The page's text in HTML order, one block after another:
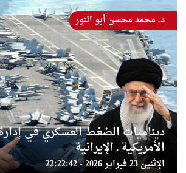
ديناميات الضغط العسكري في
الأمريكية ـ الإيرانية
الإثنين 23 فبراير 2026 - 22:22:42
د. محمد محسن أبو النور